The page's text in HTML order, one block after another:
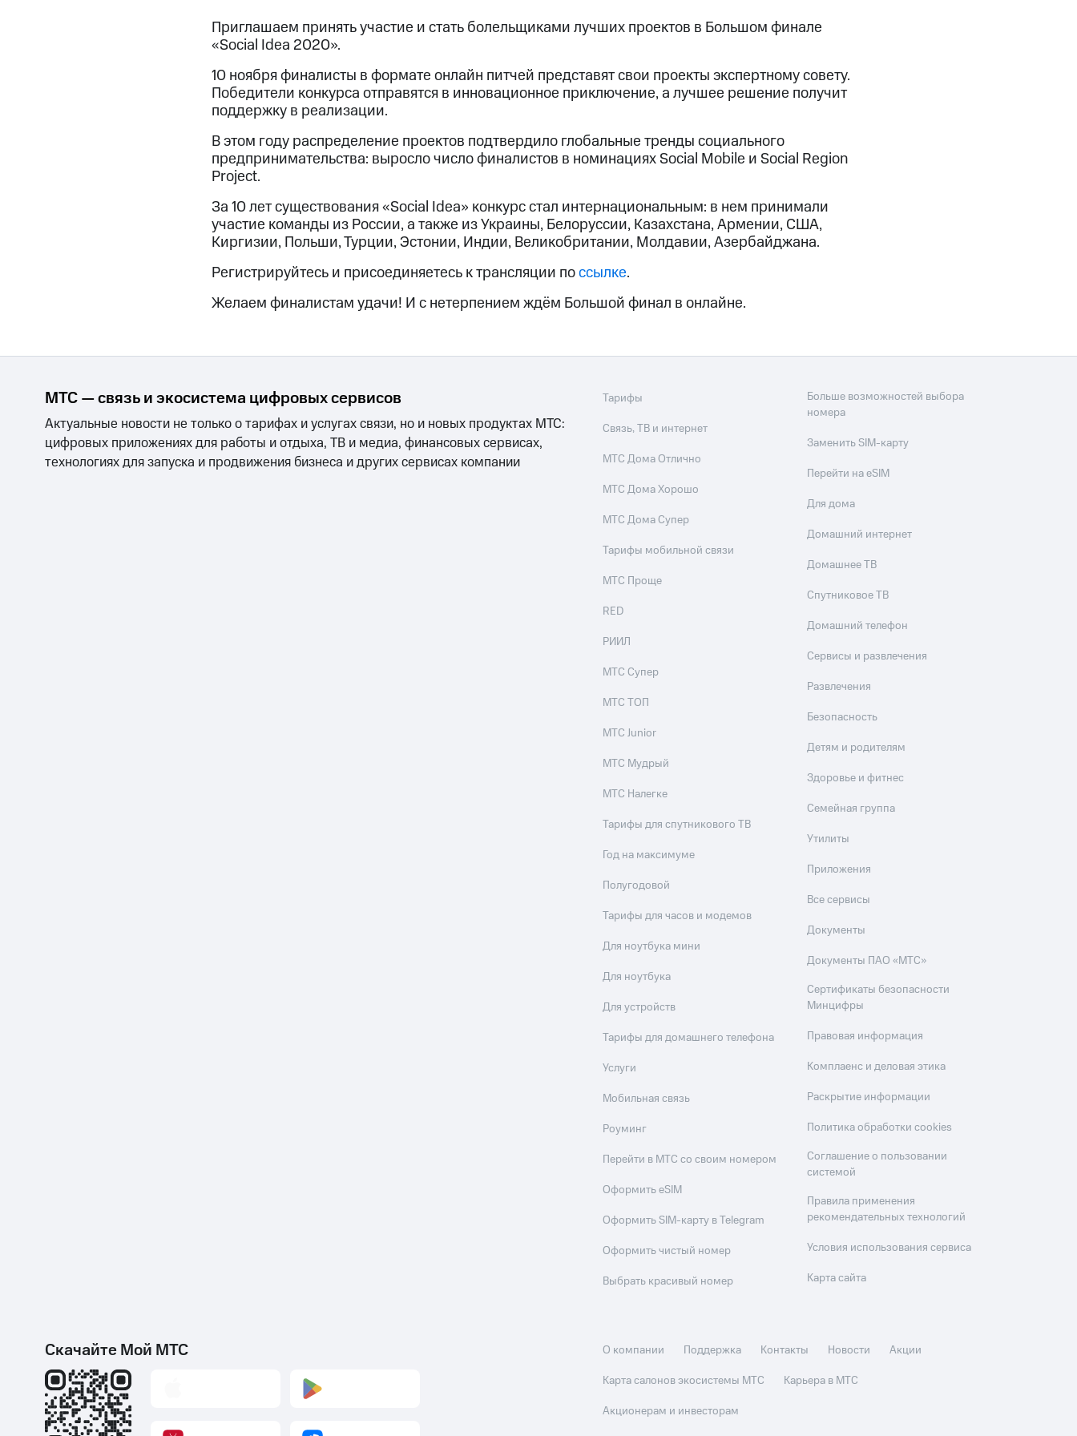
Приглашаем принять участие и стать болельщиками лучших проектов в Большом финале
«Social Idea 2020».
10 ноября финалисты в формате онлайн питчей представят свои проекты экспертному совету.
Победители конкурса отправятся в инновационное приключение, а лучшее решение получит
поддержку в реализации.
В этом году распределение проектов подтвердило глобальные тренды социального
предпринимательства: выросло число финалистов в номинациях Social Mobile и Social Region
Project.
За 10 лет существования «Social Idea» конкурс стал интернациональным: в нем принимали
участие команды из России, а также из Украины, Белоруссии, Казахстана, Армении, США,
Киргизии, Польши, Турции, Эстонии, Индии, Великобритании, Молдавии, Азербайджана.
Регистрируйтесь и присоединяетесь к трансляции поссылке.
Желаем финалистам удачи! И с нетерпением ждём Большой финал в онлайне.
МТС — связь и экосистема цифровых сервисов
Актуальные новости не только о тарифах и услугах связи, но и новых продуктах МТС:
цифровых приложениях для работы и отдыха, ТВ и медиа, финансовых сервисах,
технологиях для запуска и продвижения бизнеса и других сервисах компании
Тарифы
Связь, ТВ и интернет
МТС Дома Отлично
МТС Дома Хорошо
МТС Дома Супер
Тарифы мобильной связи
МТС Проще
RED
РИИЛ
МТС Супер
МТС ТОП
МТС Junior
МТС Мудрый
МТС Налегке
Тарифы для спутникового ТВ
Год на максимуме
Полугодовой
Тарифы для часов и модемов
Для ноутбука мини
Для ноутбука
Для устройств
Тарифы для домашнего телефона
Услуги
Мобильная связь
Роуминг
Перейти в МТС со своим номером
Оформить eSIM
Оформить SIM-карту в Telegram
Оформить чистый номер
Выбрать красивый номер
Больше возможностей выбора
номера
Заменить SIM-карту
Перейти на eSIM
Для дома
Домашний интернет
Домашнее ТВ
Спутниковое ТВ
Домашний телефон
Сервисы и развлечения
Развлечения
Безопасность
Детям и родителям
Здоровье и фитнес
Семейная группа
Утилиты
Приложения
Все сервисы
Документы
Документы ПАО «МТС»
Сертификаты безопасности
Минцифры
Правовая информация
Комплаенс и деловая этика
Раскрытие информации
Политика обработки cookies
Соглашение о пользовании
системой
Правила применения
рекомендательных технологий
Условия использования сервиса
Карта сайта
Скачайте Мой МТС О компании Поддержка Контакты Новости
Акции
Карта салонов экосистемы МТС
Карьера в МТС
Акционерам и инвесторам